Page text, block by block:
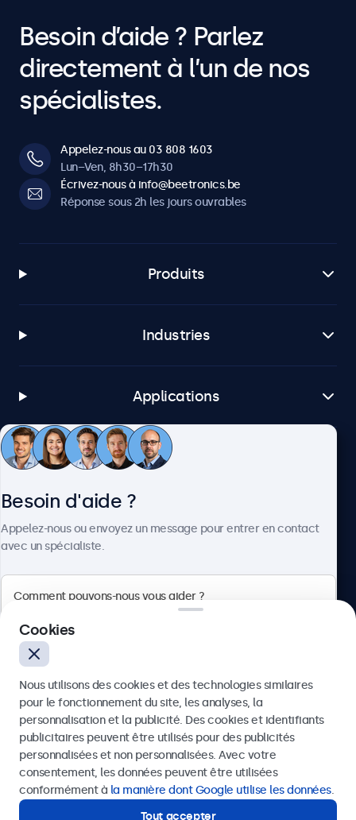
Besoin d’aide ? Parlez
directement à l’un de nos
spécialistes.
Appelez-nous au 03 808 1603
Lun–Ven, 8h30–17h30
Écrivez-nous à info@beetronics.be
Réponse sous 2h les jours ouvrables
Produits
Industries
Applications
Service client
4.8/5 noté par 5000+ entreprises
Français
Besoin d'aide ?
Appelez-nous ou envoyez un message pour entrer en contact
avec un spécialiste.
Envoyer
Ou appelez-nous au03 808 1603
Cookies
Nous utilisons des cookies et des technologies similaires
pour le fonctionnement du site, les analyses, la
personnalisation et la publicité. Des cookies et identifiants
publicitaires peuvent être utilisés pour des publicités
personnalisées et non personnalisées. Avec votre
consentement, les données peuvent être utilisées
conformément à la manière dont Google utilise les données.
Tout accepter